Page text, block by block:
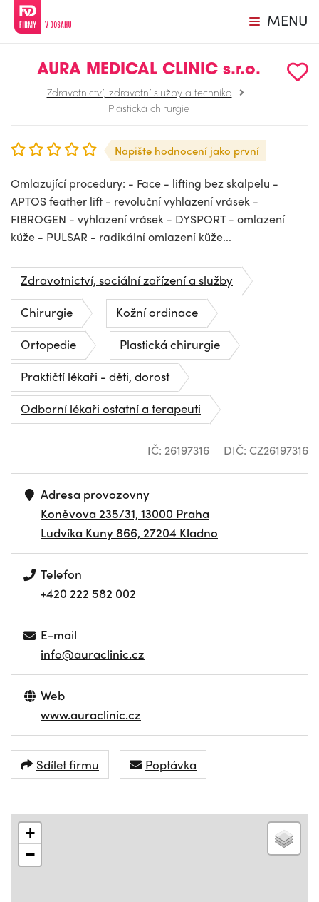
MENU
AURA MEDICAL CLINIC s.r.o.
Zdravotnictví, zdravotní služby a technika
Plastická chirurgie
Napište hodnocení jako první
Omlazující procedury: - Face - lifting bez skalpelu -
APTOS feather lift - revoluční vyhlazení vrásek -
FIBROGEN - vyhlazení vrásek - DYSPORT - omlazení
kůže - PULSAR - radikální omlazení kůže...
Zdravotnictví, sociální zařízení a služby
Chirurgie
Kožní ordinace
Ortopedie
Plastická chirurgie
Praktičtí lékaři - děti, dorost
Odborní lékaři ostatní a terapeuti
IČ: 26197316 DIČ: CZ26197316
Adresa provozovny
Koněvova 235/31, 13000 Praha
Ludvíka Kuny 866, 27204 Kladno
Telefon
+420 222 582 002
E-mail
info@auraclinic.cz
Web
www.auraclinic.cz
Sdílet firmu Poptávka
+
−